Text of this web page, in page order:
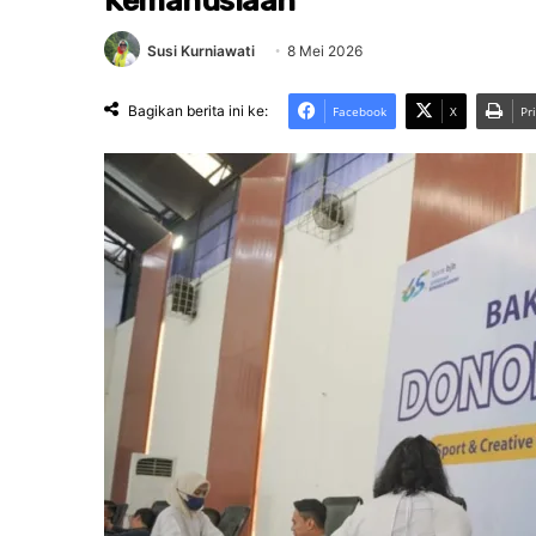
Susi Kurniawati 8 Mei 2026
Bagikan berita ini ke: Facebook X